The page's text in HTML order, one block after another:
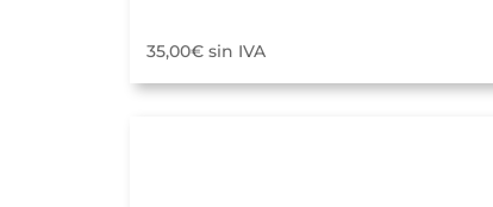
35,00€ sin IVA